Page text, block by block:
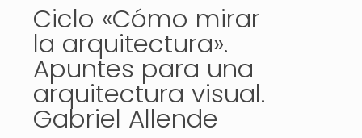
Ciclo «Cómo mirar
la arquitectura».
Apuntes para una
arquitectura visual.
Gabriel Allende